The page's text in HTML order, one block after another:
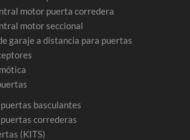
motor puerta corredera
motor seccional
garaje a distancia para puertas
basculantes
correderas
(KITS)